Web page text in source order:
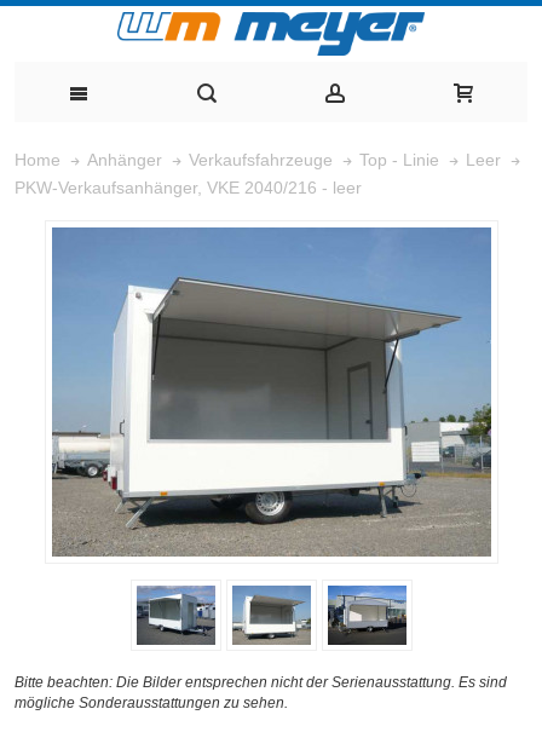
Home Anhänger Verkaufsfahrzeuge Top - Linie
Leer
PKW-Verkaufsanhänger, VKE 2040/216 - leer
Bitte beachten: Die Bilder entsprechen nicht der Serienausstattung. Es sind
mögliche Sonderausstattungen zu sehen.